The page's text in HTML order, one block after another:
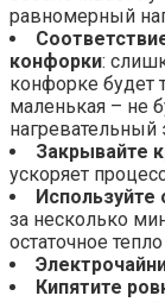
равномерный
конфорки:
конфорке будет
маленькая – не
нагревательный
Закрывайте
ускоряет
Используйте
за несколько
остаточное
Кипятите